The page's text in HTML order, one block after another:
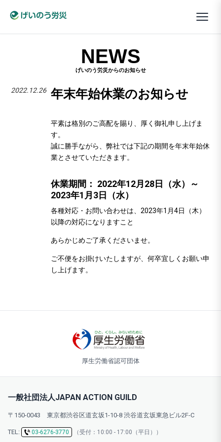
NEWS
げいのう労災からのお知らせ
2022.12.26 年末年始休業のお知らせ
平素は格別のご高配を賜り、厚く御礼申し上げま
す。
誠に勝手ながら、弊社では下記の期間を年末年始休
業とさせていただきます。
休業期間： 2022年12月28日（水）～
2023年1月3日（水）
各種対応・お問い合わせは、2023年1月4日（木）
以降の対応になりますこと
あらかじめご了承くださいませ。
ご不便をお掛けいたしますが、何卒宜しくお願い申
し上げます。
厚生労働省認可団体
一般社団法人JAPAN ACTION GUILD
〒150-0043 東京都渋谷区道玄坂1-10-8 渋谷道玄坂東急ビル2F-C
TEL: 03-6276-3770 （受付：10:00 - 17:00（平日））